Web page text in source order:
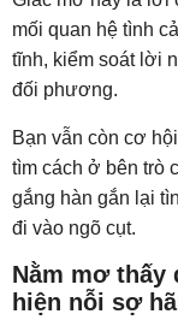
mối quan hệ tình
tĩnh, kiểm soát lời
đối phương.
Bạn vẫn còn cơ
tìm cách ở bên trò
gắng hàn gắn lại
đi vào ngõ cụt.
Nằm mơ thấy
hiện nỗi sợ